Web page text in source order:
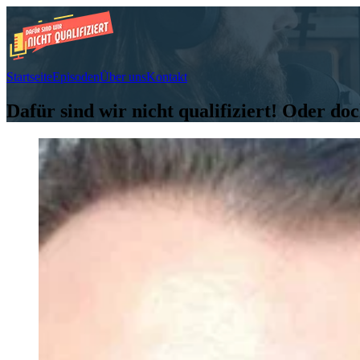
StartseiteEpisodenÜber unsKontakt
Dafür sind wir nicht qualifiziert! Oder